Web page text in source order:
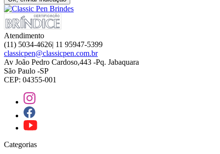
Atendimento
(11) 5034-4626| 11 95947-5399
classicpen@classicpen.com.br
Av João Pedro Cardoso,443 -Pq. Jabaquara
São Paulo -SP
CEP: 04355-001
Categorias